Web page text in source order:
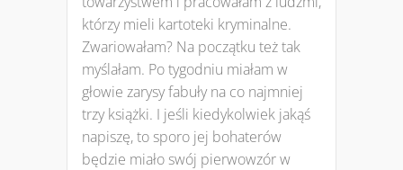
którzy mieli kartoteki kryminalne.
Zwariowałam? Na początku też tak
myślałam. Po tygodniu miałam w
głowie zarysy fabuły na co najmniej
trzy książki. I jeśli kiedykolwiek jakąś
napiszę, to sporo jej bohaterów
będzie miało swój pierwowzór w